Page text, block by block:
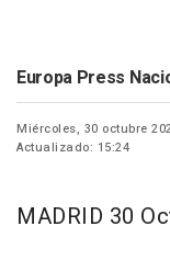
Europa Press
Miércoles, 30 octubre
Actualizado: 15:24
MADRID 30